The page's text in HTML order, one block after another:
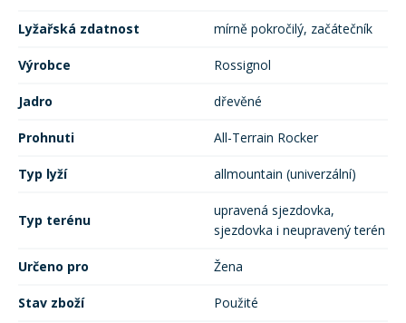
Lyžařská zdatnost mírně pokročilý, začátečník
Výrobce Rossignol
Jadro dřevěné
Prohnuti All-Terrain Rocker
Typ lyží allmountain (univerzální)
Typ terénu
upravená sjezdovka,
sjezdovka i neupravený terén
Určeno pro Žena
Stav zboží Použité